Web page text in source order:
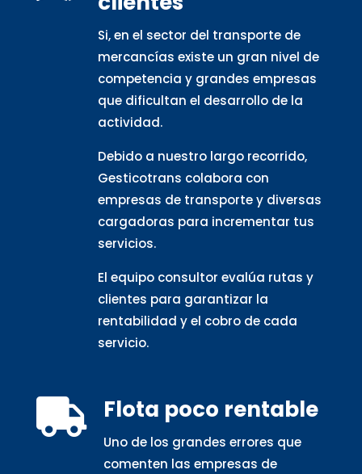
Si, en el sector del transporte de
mercancías existe un gran nivel de
competencia y grandes empresas
que dificultan el desarrollo de la
actividad.
Debido a nuestro largo recorrido,
Gesticotrans colabora con
empresas de transporte y diversas
cargadoras para incrementar tus
servicios.
El equipo consultor evalúa rutas y
clientes para garantizar la
rentabilidad y el cobro de cada
servicio.
 Flota poco rentable
Uno de los grandes errores que
comenten las empresas de